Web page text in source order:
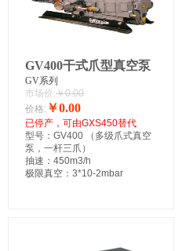
GV400干式爪型真空泵
GV系列
市场价:￥0.00
价格: ￥0.00
已停产，可由GXS450替代
型号：GV400 （多级爪式真空
泵，一杆三爪）
抽速：450m3/h
极限真空：3*10-2mbar